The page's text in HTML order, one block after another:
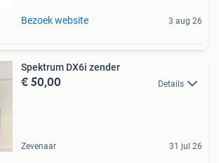
Bezoek website 3 aug 26
Spektrum DX6i zender
€ 50,00 Details
Zevenaar 31 jul 26